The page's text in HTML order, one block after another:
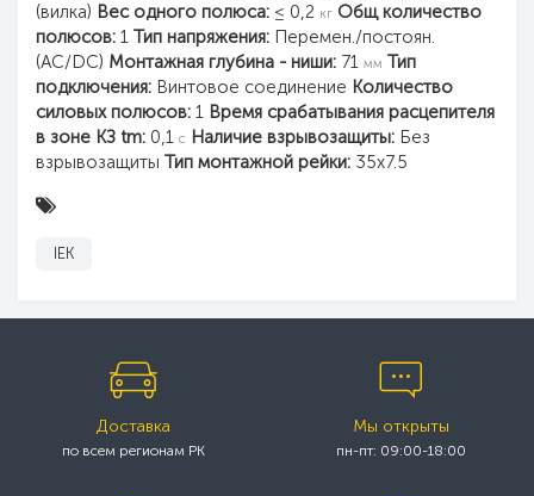
(вилка) Вес одного полюса: ≤ 0,2 кг Общ количество
полюсов: 1 Тип напряжения: Перемен./постоян.
(AC/DC) Монтажная глубина - ниши: 71 мм Тип
подключения: Винтовое соединение Количество
силовых полюсов: 1 Время срабатывания расцепителя
в зоне КЗ tm: 0,1 с Наличие взрывозащиты: Без
взрывозащиты Тип монтажной рейки: 35x7.5
IEK
Доставка
по всем регионам РК
Мы открыты
пн-пт: 09:00-18:00